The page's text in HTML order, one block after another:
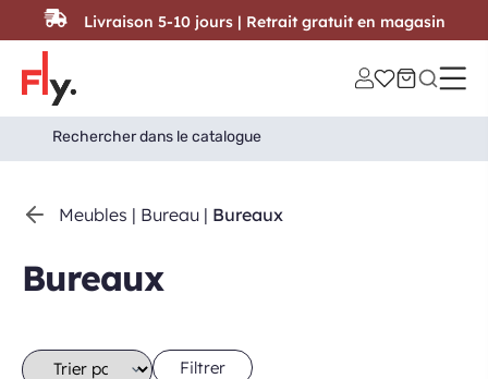
Passer au contenu
Search
for:
Search Button
Meubles | Bureau | Bureaux
Bureaux
Filtrer
Livraison 5-10 jours | Retrait gratuit en magasin